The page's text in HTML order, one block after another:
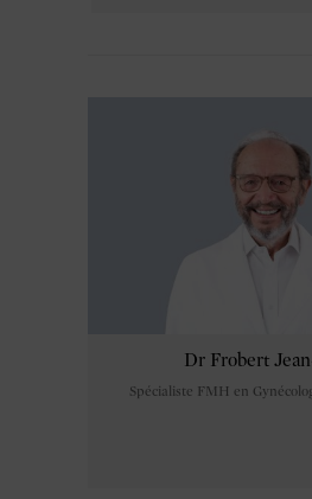
Dr Frobert
Spécialiste FMH en